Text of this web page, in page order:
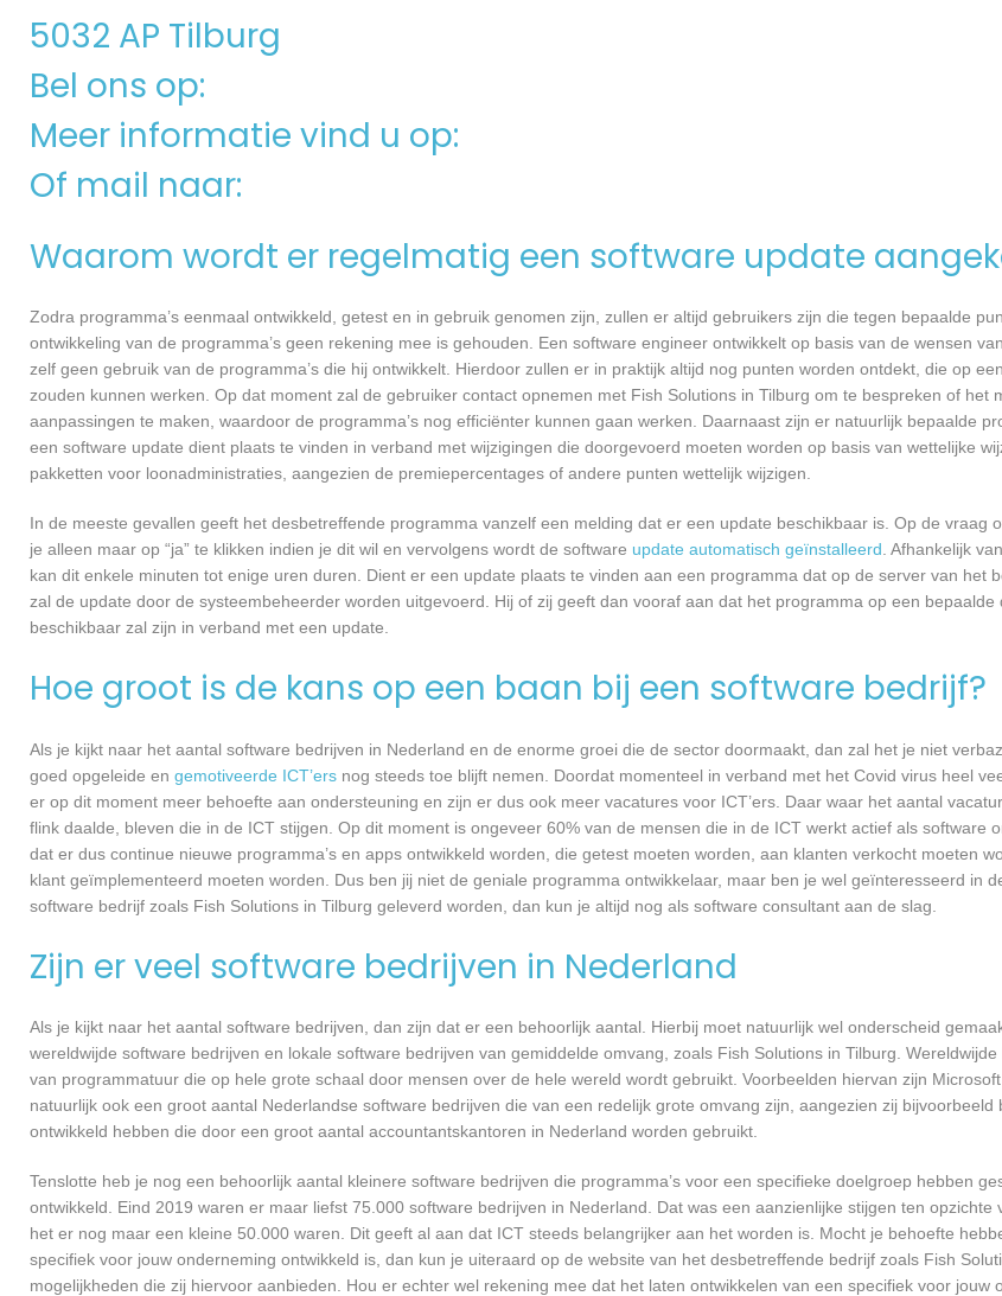
5032 AP Tilburg
Bel ons op:
Meer informatie vind u op:
Of mail naar:
Waarom wordt er regelmatig een software update
Zodra programma’s eenmaal ontwikkeld, getest en in gebruik genomen zijn, zullen er altijd gebruikers zijn die tegen bepaalde
ontwikkeling van de programma’s geen rekening mee is gehouden. Een software engineer ontwikkelt op basis van de wensen
zelf geen gebruik van de programma’s die hij ontwikkelt. Hierdoor zullen er in praktijk altijd nog punten worden ontdekt, die op
zouden kunnen werken. Op dat moment zal de gebruiker contact opnemen met Fish Solutions in Tilburg om te bespreken of het
aanpassingen te maken, waardoor de programma’s nog efficiënter kunnen gaan werken. Daarnaast zijn er natuurlijk bepaalde
een software update dient plaats te vinden in verband met wijzigingen die doorgevoerd moeten worden op basis van wettelijke
pakketten voor loonadministraties, aangezien de premiepercentages of andere punten wettelijk wijzigen.
In de meeste gevallen geeft het desbetreffende programma vanzelf een melding dat er een update beschikbaar is. Op de vraag
je alleen maar op “ja” te klikken indien je dit wil en vervolgens wordt de software update automatisch geïnstalleerd. Afhankelijk
kan dit enkele minuten tot enige uren duren. Dient er een update plaats te vinden aan een programma dat op de server van het
zal de update door de systeembeheerder worden uitgevoerd. Hij of zij geeft dan vooraf aan dat het programma op een bepaalde
beschikbaar zal zijn in verband met een update.
Hoe groot is de kans op een baan bij een software bedrijf?
Als je kijkt naar het aantal software bedrijven in Nederland en de enorme groei die de sector doormaakt, dan zal het je niet
goed opgeleide en gemotiveerde ICT’ers nog steeds toe blijft nemen. Doordat momenteel in verband met het Covid virus heel
er op dit moment meer behoefte aan ondersteuning en zijn er dus ook meer vacatures voor ICT’ers. Daar waar het aantal
flink daalde, bleven die in de ICT stijgen. Op dit moment is ongeveer 60% van de mensen die in de ICT werkt actief als software
dat er dus continue nieuwe programma’s en apps ontwikkeld worden, die getest moeten worden, aan klanten verkocht moeten
klant geïmplementeerd moeten worden. Dus ben jij niet de geniale programma ontwikkelaar, maar ben je wel geïnteresseerd in
software bedrijf zoals Fish Solutions in Tilburg geleverd worden, dan kun je altijd nog als software consultant aan de slag.
Zijn er veel software bedrijven in Nederland
Als je kijkt naar het aantal software bedrijven, dan zijn dat er een behoorlijk aantal. Hierbij moet natuurlijk wel onderscheid
wereldwijde software bedrijven en lokale software bedrijven van gemiddelde omvang, zoals Fish Solutions in Tilburg.
van programmatuur die op hele grote schaal door mensen over de hele wereld wordt gebruikt. Voorbeelden hiervan zijn
natuurlijk ook een groot aantal Nederlandse software bedrijven die van een redelijk grote omvang zijn, aangezien zij bijvoorbeeld
ontwikkeld hebben die door een groot aantal accountantskantoren in Nederland worden gebruikt.
Tenslotte heb je nog een behoorlijk aantal kleinere software bedrijven die programma’s voor een specifieke doelgroep hebben
ontwikkeld. Eind 2019 waren er maar liefst 75.000 software bedrijven in Nederland. Dat was een aanzienlijke stijgen ten opzichte
het er nog maar een kleine 50.000 waren. Dit geeft al aan dat ICT steeds belangrijker aan het worden is. Mocht je behoefte
specifiek voor jouw onderneming ontwikkeld is, dan kun je uiteraard op de website van het desbetreffende bedrijf zoals Fish
mogelijkheden die zij hiervoor aanbieden. Hou er echter wel rekening mee dat het laten ontwikkelen van een specifiek voor jouw